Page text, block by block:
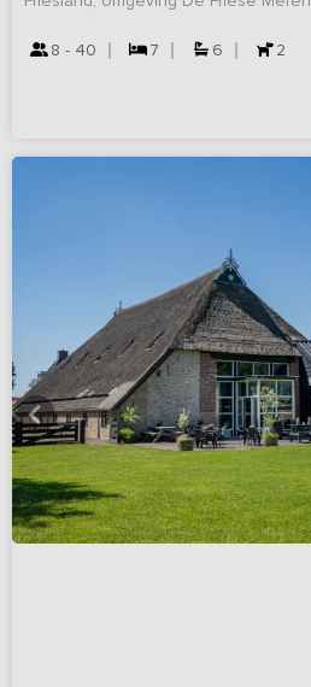
8 - 40 7 6 2